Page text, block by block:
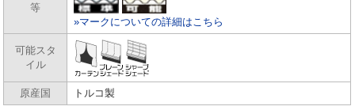
等
»マークについての詳細はこちら
可能スタ
イル
原産国 トルコ製